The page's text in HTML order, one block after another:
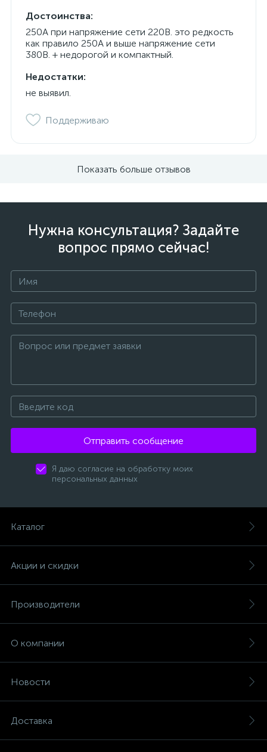
Достоинства:
250А при напряжение сети 220В. это редкость
как правило 250А и выше напряжение сети
380В. + недорогой и компактный.
Недостатки:
не выявил.
Поддерживаю
Показать больше отзывов
Нужна консультация? Задайте
вопрос прямо сейчас!
Отправить сообщение
Я даю согласие на обработку моих
персональных данных
Каталог
Акции и скидки
Производители
О компании
Новости
Доставка